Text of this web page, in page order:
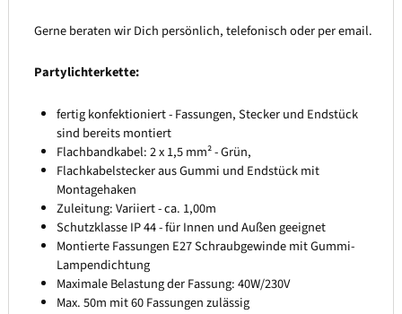
Gerne beraten wir Dich persönlich, telefonisch oder per email.
Partylichterkette:
fertig konfektioniert - Fassungen, Stecker und Endstück
sind bereits montiert
Flachbandkabel: 2 x 1,5 mm² - Grün,
Flachkabelstecker aus Gummi und Endstück mit
Montagehaken
Zuleitung: Variiert - ca. 1,00m
Schutzklasse IP 44 - für Innen und Außen geeignet
Montierte Fassungen E27 Schraubgewinde mit Gummi-
Lampendichtung
Maximale Belastung der Fassung: 40W/230V
Max. 50m mit 60 Fassungen zulässig